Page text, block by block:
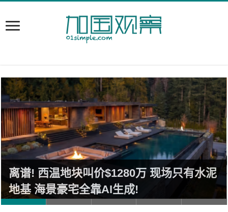
离谱! 西温地块叫价$1280万 现场只有水泥
地基 海景豪宅全靠AI生成!